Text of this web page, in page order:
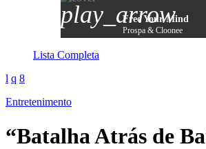
play_arrow
Free Your Mind
Prospa & Cloonee
Lista Completa
Entretenimento
“Batalha Atrás de